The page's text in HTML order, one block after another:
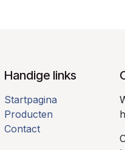
Handige links
Startpagina
Producten
Contact